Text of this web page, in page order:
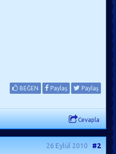
BEĞEN Paylaş Paylaş
Cevapla
26 Eylül 2010 #2